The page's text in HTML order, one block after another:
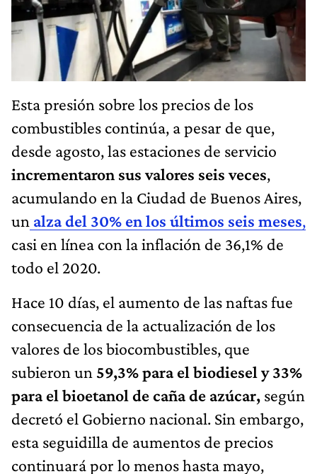
Esta presión sobre los precios de los
combustibles continúa, a pesar de que,
desde agosto, las estaciones de servicio
incrementaron sus valores seis veces,
acumulando en la Ciudad de Buenos Aires,
un alza del 30% en los últimos seis meses,
casi en línea con la inflación de 36,1% de
todo el 2020.
Hace 10 días, el aumento de las naftas fue
consecuencia de la actualización de los
valores de los biocombustibles, que
subieron un 59,3% para el biodiesel y 33%
para el bioetanol de caña de azúcar, según
decretó el Gobierno nacional. Sin embargo,
esta seguidilla de aumentos de precios
continuará por lo menos hasta mayo,